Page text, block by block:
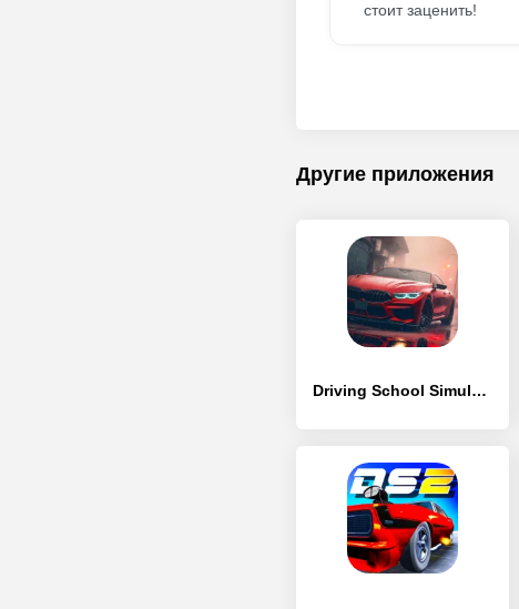
стоит заценить!
Другие приложения
Driving School Simulator